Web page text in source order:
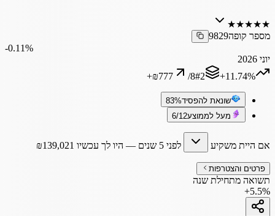
★
★
★
★
★
מספר קופה9829
‎-0.11%
יוני 2026
‎+11.74%
#2
/8
+₪777
שונאת להפסיד83%
מעל לממוצע6/12
אם היית משקיע לפני 5 שנים — היו לך עכשיו ₪139,021
פרטים והצטרפות
תשואה מתחילת שנה
+5.5%